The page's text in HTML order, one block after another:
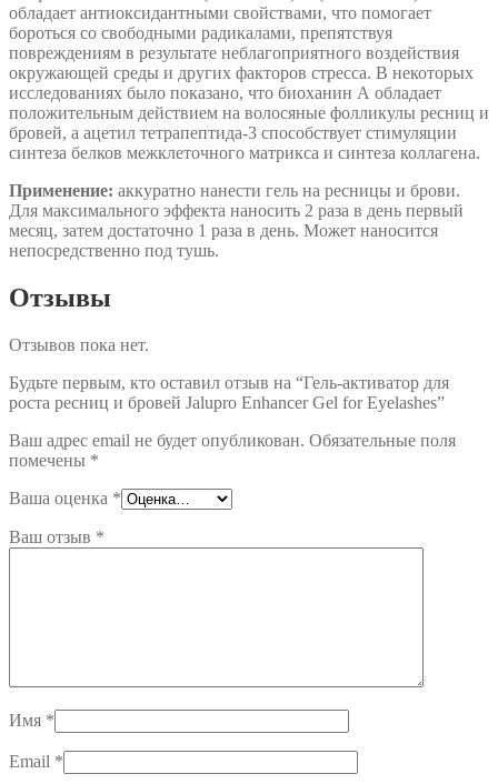
обладает антиоксидантными свойствами, что помогает
бороться со свободными радикалами, препятствуя
повреждениям в результате неблагоприятного воздействия
окружающей среды и других факторов стресса. В некоторых
исследованиях было показано, что биоханин А обладает
положительным действием на волосяные фолликулы ресниц и
бровей, а ацетил тетрапептида-3 способствует стимуляции
синтеза белков межклеточного матрикса и синтеза коллагена.
Применение: аккуратно нанести гель на ресницы и брови.
Для максимального эффекта наносить 2 раза в день первый
месяц, затем достаточно 1 раза в день. Может наносится
непосредственно под тушь.
Отзывы
Отзывов пока нет.
Будьте первым, кто оставил отзыв на “Гель-активатор для
роста ресниц и бровей Jalupro Enhancer Gel for Eyelashes”
Ваш адрес email не будет опубликован. Обязательные поля
помечены *
Ваша оценка *
Ваш отзыв *
Имя *
Email *